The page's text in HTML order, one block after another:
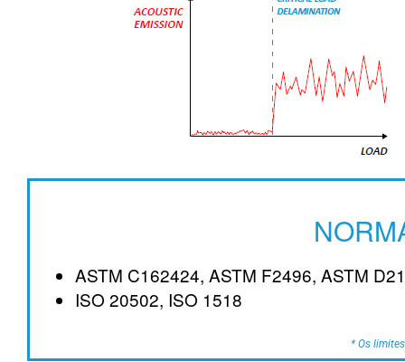
ASTM C162424, ASTM F2496, ASTM
ISO 20502, ISO 1518
* Os